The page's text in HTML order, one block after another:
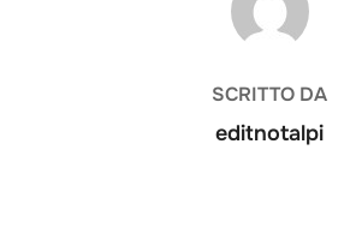
SCRITTO DA
editnotalpi